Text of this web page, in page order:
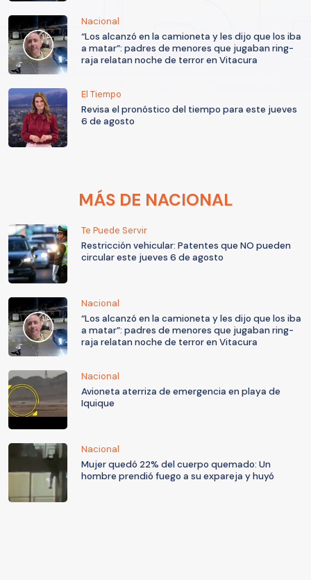
Nacional
“Los alcanzó en la camioneta y les dijo que los iba
a matar”: padres de menores que jugaban ring-
raja relatan noche de terror en Vitacura
El Tiempo
Revisa el pronóstico del tiempo para este jueves
6 de agosto
MÁS DE NACIONAL
Te Puede Servir
Restricción vehicular: Patentes que NO pueden
circular este jueves 6 de agosto
Nacional
“Los alcanzó en la camioneta y les dijo que los iba
a matar”: padres de menores que jugaban ring-
raja relatan noche de terror en Vitacura
Nacional
Avioneta aterriza de emergencia en playa de
Iquique
Nacional
Mujer quedó 22% del cuerpo quemado: Un
hombre prendió fuego a su expareja y huyó